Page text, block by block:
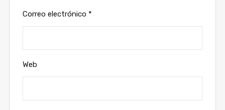
Correo electrónico *
Web